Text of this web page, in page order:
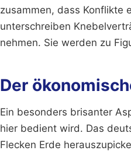
zusammen, dass Konflikte
unterschreiben
nehmen. Sie werden zu
Der
Ein besonders brisanter
hier bedient wird. Das
Flecken Erde